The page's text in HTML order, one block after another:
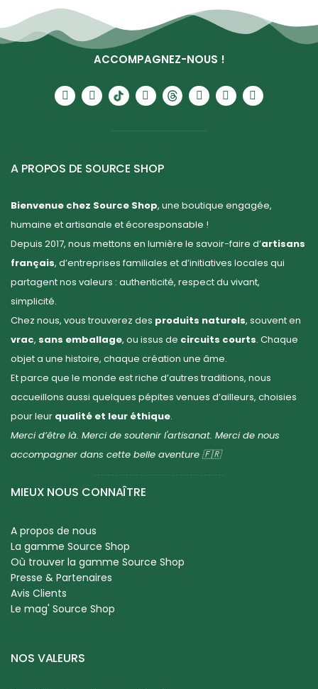
ACCOMPAGNEZ-NOUS !
A PROPOS DE SOURCE SHOP
Bienvenue chez Source Shop, une boutique engagée,
humaine et artisanale et écoresponsable !
Depuis 2017, nous mettons en lumière le savoir-faire d’artisans
français, d’entreprises familiales et d’initiatives locales qui
partagent nos valeurs : authenticité, respect du vivant,
simplicité.
Chez nous, vous trouverez des produits naturels, souvent en
vrac, sans emballage, ou issus de circuits courts. Chaque
objet a une histoire, chaque création une âme.
Et parce que le monde est riche d’autres traditions, nous
accueillons aussi quelques pépites venues d’ailleurs, choisies
pour leur qualité et leur éthique.
Merci d’être là. Merci de soutenir l'artisanat. Merci de nous
accompagner dans cette belle aventure 🇫🇷
MIEUX NOUS CONNAÎTRE
A propos de nous
La gamme Source Shop
Où trouver la gamme Source Shop
Presse & Partenaires
Avis Clients
Le mag' Source Shop
NOS VALEURS